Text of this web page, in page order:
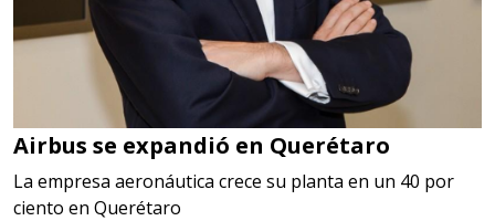
Airbus se expandió en Querétaro
La empresa aeronáutica crece su planta en un 40 por
ciento en Querétaro